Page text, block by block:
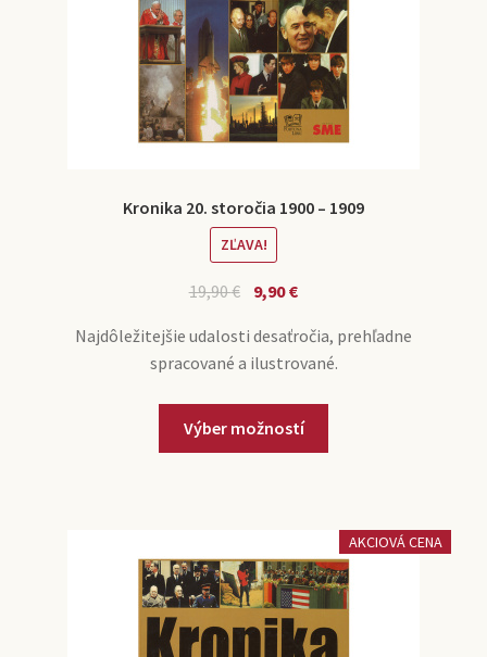
Kronika 20. storočia 1900 – 1909
ZĽAVA!
19,90€ 9,90€
Najdôležitejšie udalosti desaťročia, prehľadne
spracované a ilustrované.
Výber možností
AKCIOVÁ CENA